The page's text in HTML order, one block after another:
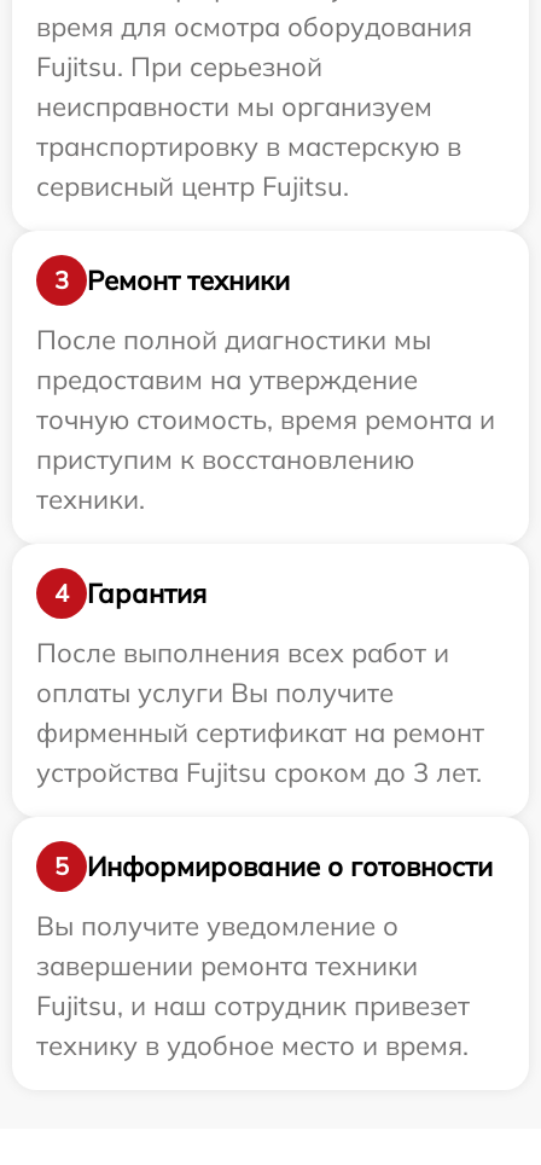
время для осмотра оборудования
Fujitsu. При серьезной
неисправности мы организуем
транспортировку в мастерскую в
сервисный центр Fujitsu.
3
Ремонт техники
После полной диагностики мы
предоставим на утверждение
точную стоимость, время ремонта и
приступим к восстановлению
техники.
4
Гарантия
После выполнения всех работ и
оплаты услуги Вы получите
фирменный сертификат на ремонт
устройства Fujitsu сроком до 3 лет.
5
Информирование о готовности
Вы получите уведомление о
завершении ремонта техники
Fujitsu, и наш сотрудник привезет
технику в удобное место и время.